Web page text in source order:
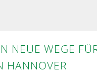
NEUE WEGE
HANNOVER